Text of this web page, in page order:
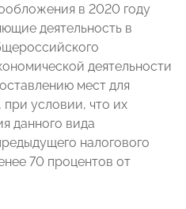
в 2020 году
деятельность в
деятельности
мест для
условии, что их
данного вида
налогового
70 процентов от